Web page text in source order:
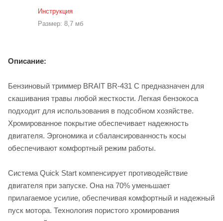
Инструкция
Размер: 8,7 мб
Описание:
Бензиновый триммер BRAIT BR-431 С предназначен для
скашивания травы любой жесткости. Легкая бензокоса
подходит для использования в подсобном хозяйстве.
Хромированное покрытие обеспечивает надежность
двигателя. Эргономика и сбалансированность косы
обеспечивают комфортный режим работы.
Система Quick Start компенсирует противодействие
двигателя при запуске. Она на 70% уменьшает
прилагаемое усилие, обеспечивая комфортный и надежный
пуск мотора. Технология пористого хромирования